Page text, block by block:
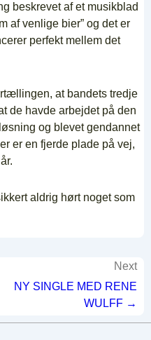
beskrevet af et musikblad
af venlige bier” og det er
perfekt mellem det
at bandets tredje
de havde arbejdet på den
og blevet gendannet
er en fjerde plade på vej,
aldrig hørt noget som
Next
NY SINGLE MED RENE
WULFF →